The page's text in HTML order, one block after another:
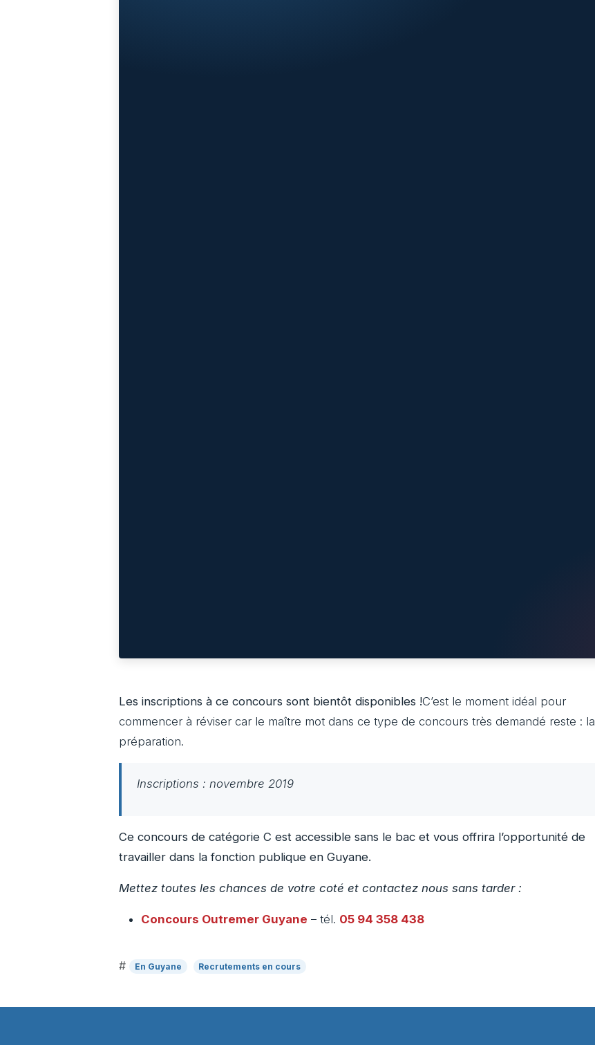
Les inscriptions à ce concours sont bientôt disponibles !C’est le moment idéal pour
commencer à réviser car le maître mot dans ce type de concours très demandé reste : la
préparation.
Inscriptions : novembre 2019
Ce concours de catégorie C est accessible sans le bac et vous offrira l’opportunité de
travailler dans la fonction publique en Guyane.
Mettez toutes les chances de votre coté et contactez nous sans tarder :
Concours Outremer Guyane – tél. 05 94 358 438
# En Guyane Recrutements en cours